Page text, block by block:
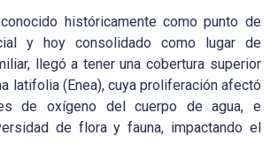
históricamente como punto de
y hoy consolidado como lugar de
llegó a tener una cobertura superior
latifolia (Enea), cuya proliferación afectó
de oxígeno del cuerpo de agua, e
de flora y fauna, impactando el